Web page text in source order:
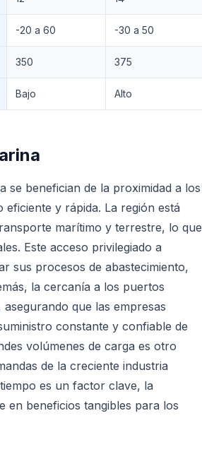
-20 a 60 -30 a 50
350 375
Bajo Alto
se benefician de la proximidad a los
y rápida. La región está
marítimo y terrestre, lo que
Este acceso privilegiado a
sus procesos de abastecimiento,
la cercanía a los puertos
que las empresas
constante y confiable de
volúmenes de carga es otro
de la creciente industria
es un factor clave, la
en beneficios tangibles para los